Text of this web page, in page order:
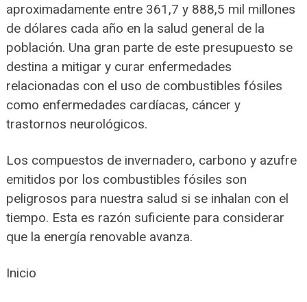
aproximadamente entre 361,7 y 888,5 mil millones
de dólares cada año en la salud general de la
población. Una gran parte de este presupuesto se
destina a mitigar y curar enfermedades
relacionadas con el uso de combustibles fósiles
como enfermedades cardíacas, cáncer y
trastornos neurológicos.
Los compuestos de invernadero, carbono y azufre
emitidos por los combustibles fósiles son
peligrosos para nuestra salud si se inhalan con el
tiempo. Esta es razón suficiente para considerar
que la energía renovable avanza.
Inicio